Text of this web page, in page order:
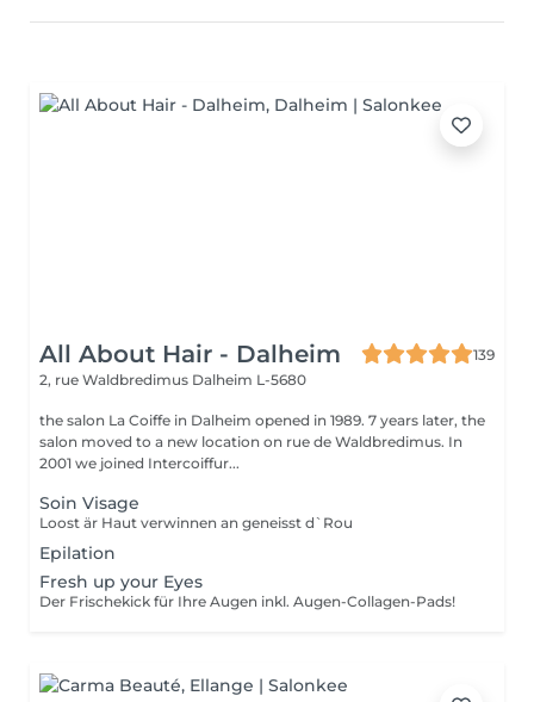
All About Hair - Dalheim
139
2, rue Waldbredimus Dalheim L-5680
the salon La Coiffe in Dalheim opened in 1989. 7 years later, the
salon moved to a new location on rue de Waldbredimus. In
2001 we joined Intercoiffur...
Soin Visage
Loost är Haut verwinnen an geneisst d`Rou
Epilation
Fresh up your Eyes
Der Frischekick für Ihre Augen inkl. Augen-Collagen-Pads!